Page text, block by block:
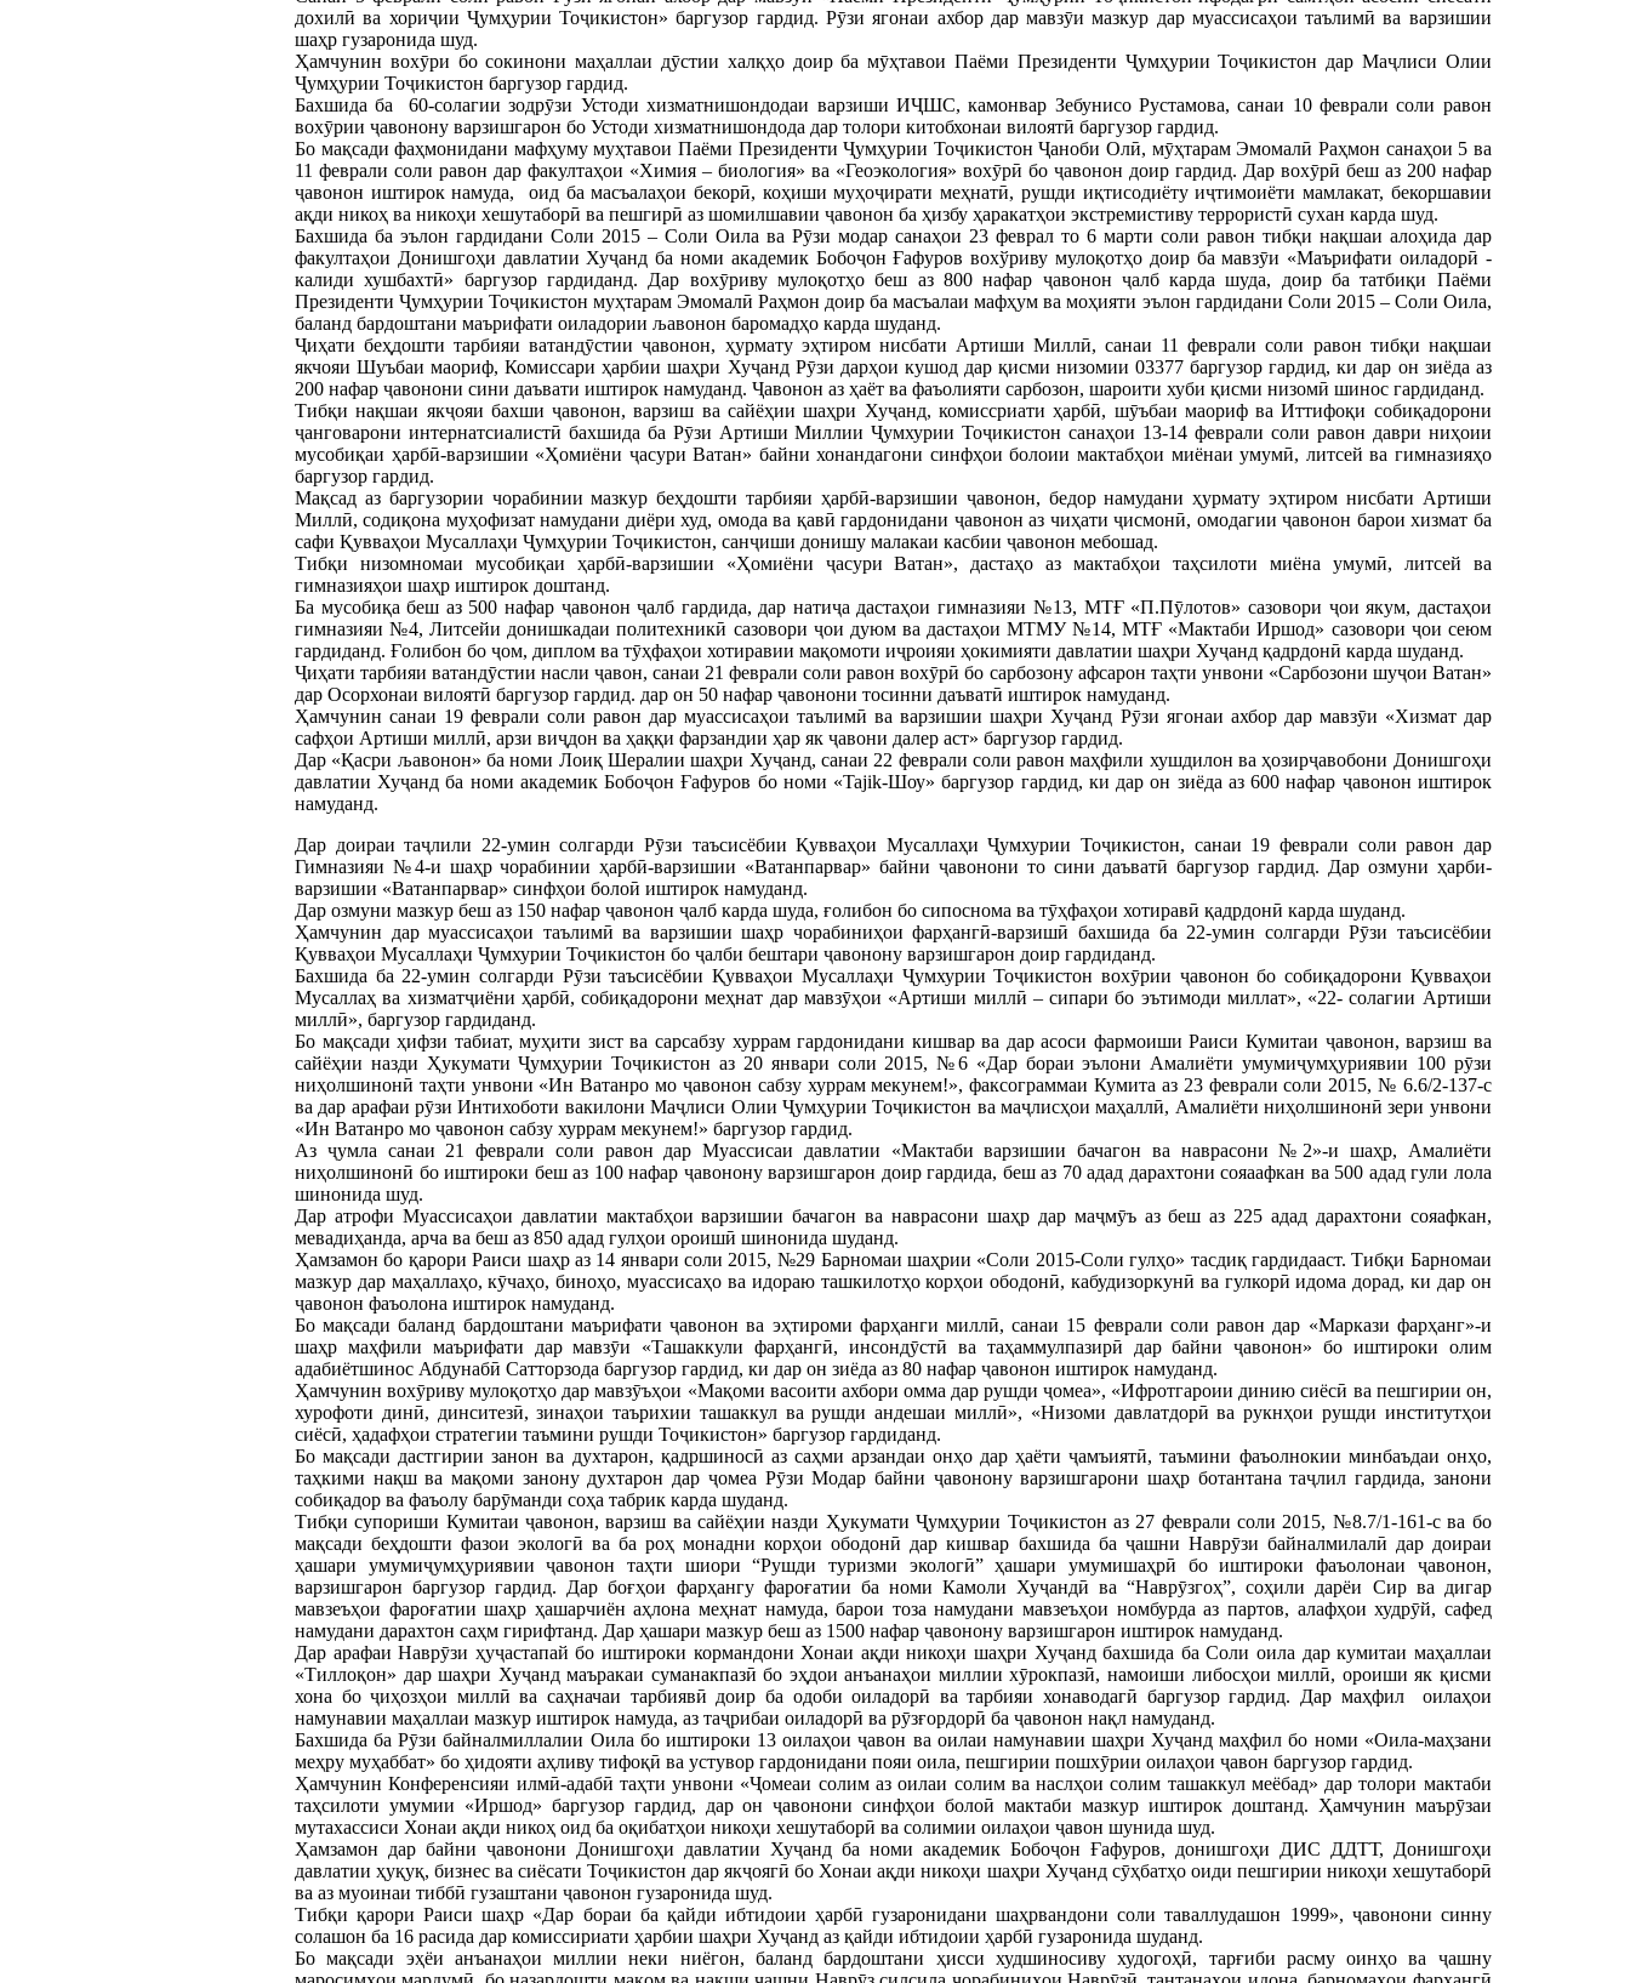
дохилӣ ва хориҷии Ҷумҳурии Тоҷикистон» баргузор гардид. Рӯзи ягонаи ахбор дар мавзӯи мазкур дар муассисаҳои таълимӣ ва варзишии
шаҳр гузаронида шуд.
Ҳамчунин вохӯри бо сокинони маҳаллаи дӯстии халқҳо доир ба мӯҳтавои Паёми Президенти Ҷумҳурии Тоҷикистон дар Маҷлиси Олии
Ҷумҳурии Тоҷикистон баргузор гардид.
Бахшида ба 60-солагии зодрӯзи Устоди хизматнишондодаи варзиши ИҶШС, камонвар Зебунисо Рустамова, санаи 10 феврали соли равон
вохӯрии ҷавонону варзишгарон бо Устоди хизматнишондода дар толори китобхонаи вилоятӣ баргузор гардид.
Бо мақсади фаҳмонидани мафҳуму муҳтавои Паёми Президенти Ҷумҳурии Тоҷикистон Ҷаноби Олӣ, мӯҳтарам Эмомалӣ Раҳмон санаҳои 5 ва
11 феврали соли равон дар факултаҳои «Химия – биология» ва «Геоэкология» вохӯрӣ бо ҷавонон доир гардид. Дар вохӯрӣ беш аз 200 нафар
ҷавонон иштирок намуда, оид ба масъалаҳои бекорӣ, коҳиши муҳоҷирати меҳнатӣ, рушди иқтисодиёту иҷтимоиёти мамлакат, бекоршавии
ақди никоҳ ва никоҳи хешутаборӣ ва пешгирӣ аз шомилшавии ҷавонон ба ҳизбу ҳаракатҳои экстремистиву террористӣ сухан карда шуд.
Бахшида ба эълон гардидани Соли 2015 – Соли Оила ва Рӯзи модар санаҳои 23 феврал то 6 марти соли равон тибқи нақшаи алоҳида дар
факултаҳои Донишгоҳи давлатии Хуҷанд ба номи академик Бобоҷон Ғафуров вохўриву мулоқотҳо доир ба мавзӯи «Маърифати оиладорӣ -
калиди хушбахтӣ» баргузор гардиданд. Дар вохӯриву мулоқотҳо беш аз 800 нафар ҷавонон ҷалб карда шуда, доир ба татбиқи Паёми
Президенти Ҷумҳурии Тоҷикистон муҳтарам Эмомалӣ Раҳмон доир ба масъалаи мафҳум ва моҳияти эълон гардидани Соли 2015 – Соли Оила,
баланд бардоштани маърифати оиладории љавонон баромадҳо карда шуданд.
Ҷиҳати беҳдошти тарбияи ватандӯстии ҷавонон, ҳурмату эҳтиром нисбати Артиши Миллӣ, санаи 11 феврали соли равон тибқи нақшаи
якчояи Шуъбаи маориф, Комиссари ҳарбии шаҳри Хуҷанд Рӯзи дарҳои кушод дар қисми низомии 03377 баргузор гардид, ки дар он зиёда аз
200 нафар ҷавонони сини даъвати иштирок намуданд. Ҷавонон аз ҳаёт ва фаъолияти сарбозон, шароити хуби қисми низомӣ шинос гардиданд.
Тибқи нақшаи якҷояи бахши ҷавонон, варзиш ва сайёҳии шаҳри Хуҷанд, комиссриати ҳарбӣ, шӯъбаи маориф ва Иттифоқи собиқадорони
ҷанговарони интернатсиалистӣ бахшида ба Рӯзи Артиши Миллии Ҷумхурии Тоҷикистон санаҳои 13-14 феврали соли равон даври ниҳоии
мусобиқаи ҳарбӣ-варзишии «Ҳомиёни ҷасури Ватан» байни хонандагони синфҳои болоии мактабҳои миёнаи умумӣ, литсей ва гимназияҳо
баргузор гардид.
Мақсад аз баргузории чорабинии мазкур беҳдошти тарбияи ҳарбӣ-варзишии ҷавонон, бедор намудани ҳурмату эҳтиром нисбати Артиши
Миллӣ, содиқона муҳофизат намудани диёри худ, омода ва қавӣ гардонидани ҷавонон аз чиҳати ҷисмонӣ, омодагии ҷавонон барои хизмат ба
сафи Қувваҳои Мусаллаҳи Ҷумҳурии Тоҷикистон, санҷиши донишу малакаи касбии ҷавонон мебошад.
Тибқи низомномаи мусобиқаи ҳарбӣ-варзишии «Ҳомиёни ҷасури Ватан», дастаҳо аз мактабҳои таҳсилоти миёна умумӣ, литсей ва
гимназияҳои шаҳр иштирок доштанд.
Ба мусобиқа беш аз 500 нафар ҷавонон ҷалб гардида, дар натиҷа дастаҳои гимназияи №13, МТҒ «П.Пӯлотов» сазовори ҷои якум, дастаҳои
гимназияи №4, Литсейи донишкадаи политехникӣ сазовори ҷои дуюм ва дастаҳои МТМУ №14, МТҒ «Мактаби Иршод» сазовори ҷои сеюм
гардиданд. Ғолибон бо ҷом, диплом ва тӯҳфаҳои хотиравии мақомоти иҷроияи ҳокимияти давлатии шаҳри Хуҷанд қадрдонӣ карда шуданд.
Ҷиҳати тарбияи ватандӯстии насли ҷавон, санаи 21 феврали соли равон вохӯрӣ бо сарбозону афсарон таҳти унвони «Сарбозони шуҷои Ватан»
дар Осорхонаи вилоятӣ баргузор гардид. дар он 50 нафар ҷавонони тосинни даъватӣ иштирок намуданд.
Ҳамчунин санаи 19 феврали соли равон дар муассисаҳои таълимӣ ва варзишии шаҳри Хуҷанд Рӯзи ягонаи ахбор дар мавзӯи «Хизмат дар
сафҳои Артиши миллӣ, арзи виҷдон ва ҳаққи фарзандии ҳар як ҷавони далер аст» баргузор гардид.
Дар «Қасри љавонон» ба номи Лоиқ Шералии шаҳри Хуҷанд, санаи 22 феврали соли равон маҳфили хушдилон ва ҳозирҷавобони Донишгоҳи
давлатии Хуҷанд ба номи академик Бобоҷон Ғафуров бо номи «Tajik-Шоу» баргузор гардид, ки дар он зиёда аз 600 нафар ҷавонон иштирок
намуданд.
Дар доираи таҷлили 22-умин солгарди Рӯзи таъсисёбии Қувваҳои Мусаллаҳи Ҷумхурии Тоҷикистон, санаи 19 феврали соли равон дар
Гимназияи №4-и шаҳр чорабинии ҳарбӣ-варзишии «Ватанпарвар» байни ҷавонони то сини даъватӣ баргузор гардид. Дар озмуни ҳарби-
варзишии «Ватанпарвар» синфҳои болоӣ иштирок намуданд.
Дар озмуни мазкур беш аз 150 нафар ҷавонон ҷалб карда шуда, ғолибон бо сипоснома ва тӯҳфаҳои хотиравӣ қадрдонӣ карда шуданд.
Ҳамчунин дар муассисаҳои таълимӣ ва варзишии шаҳр чорабиниҳои фарҳангӣ-варзишӣ бахшида ба 22-умин солгарди Рӯзи таъсисёбии
Қувваҳои Мусаллаҳи Ҷумхурии Тоҷикистон бо ҷалби бештари ҷавонону варзишгарон доир гардиданд.
Бахшида ба 22-умин солгарди Рӯзи таъсисёбии Қувваҳои Мусаллаҳи Ҷумхурии Тоҷикистон вохӯрии ҷавонон бо собиқадорони Қувваҳои
Мусаллаҳ ва хизматҷиёни ҳарбӣ, собиқадорони меҳнат дар мавзӯҳои «Артиши миллӣ – сипари бо эътимоди миллат», «22- солагии Артиши
миллӣ», баргузор гардиданд.
Бо мақсади ҳифзи табиат, муҳити зист ва сарсабзу хуррам гардонидани кишвар ва дар асоси фармоиши Раиси Кумитаи ҷавонон, варзиш ва
сайёҳии назди Ҳукумати Ҷумҳурии Тоҷикистон аз 20 январи соли 2015, №6 «Дар бораи эълони Амалиёти умумиҷумҳуриявии 100 рӯзи
ниҳолшинонӣ таҳти унвони «Ин Ватанро мо ҷавонон сабзу хуррам мекунем!», факсограммаи Кумита аз 23 феврали соли 2015, № 6.6/2-137-с
ва дар арафаи рӯзи Интихоботи вакилони Маҷлиси Олии Ҷумҳурии Тоҷикистон ва маҷлисҳои маҳаллӣ, Амалиёти ниҳолшинонӣ зери унвони
«Ин Ватанро мо ҷавонон сабзу хуррам мекунем!» баргузор гардид.
Аз ҷумла санаи 21 феврали соли равон дар Муассисаи давлатии «Мактаби варзишии бачагон ва наврасони №2»-и шаҳр, Амалиёти
ниҳолшинонӣ бо иштироки беш аз 100 нафар ҷавонону варзишгарон доир гардида, беш аз 70 адад дарахтони сояаафкан ва 500 адад гули лола
шинонида шуд.
Дар атрофи Муассисаҳои давлатии мактабҳои варзишии бачагон ва наврасони шаҳр дар маҷмӯъ аз беш аз 225 адад дарахтони сояафкан,
мевадиҳанда, арча ва беш аз 850 адад гулҳои ороишӣ шинонида шуданд.
Ҳамзамон бо қарори Раиси шаҳр аз 14 январи соли 2015, №29 Барномаи шаҳрии «Соли 2015-Соли гулҳо» тасдиқ гардидааст. Тибқи Барномаи
мазкур дар маҳаллаҳо, кӯчаҳо, биноҳо, муассисаҳо ва идораю ташкилотҳо корҳои ободонӣ, кабудизоркунӣ ва гулкорӣ идома дорад, ки дар он
ҷавонон фаъолона иштирок намуданд.
Бо мақсади баланд бардоштани маърифати ҷавонон ва эҳтироми фарҳанги миллӣ, санаи 15 феврали соли равон дар «Маркази фарҳанг»-и
шаҳр маҳфили маърифати дар мавзӯи «Ташаккули фарҳангӣ, инсондӯстӣ ва таҳаммулпазирӣ дар байни ҷавонон» бо иштироки олим
адабиётшинос Абдунабӣ Сатторзода баргузор гардид, ки дар он зиёда аз 80 нафар ҷавонон иштирок намуданд.
Ҳамчунин вохӯриву мулоқотҳо дар мавзӯъҳои «Мақоми васоити ахбори омма дар рушди ҷомеа», «Ифротгароии динию сиёсӣ ва пешгирии он,
хурофоти динӣ, динситезӣ, зинаҳои таърихии ташаккул ва рушди андешаи миллӣ», «Низоми давлатдорӣ ва рукнҳои рушди институтҳои
сиёсӣ, ҳадафҳои стратегии таъмини рушди Тоҷикистон» баргузор гардиданд.
Бо мақсади дастгирии занон ва духтарон, қадршиносӣ аз саҳми арзандаи онҳо дар ҳаёти ҷамъиятӣ, таъмини фаъолнокии минбаъдаи онҳо,
таҳкими нақш ва мақоми занону духтарон дар ҷомеа Рӯзи Модар байни ҷавонону варзишгарони шаҳр ботантана таҷлил гардида, занони
собиқадор ва фаъолу барӯманди соҳа табрик карда шуданд.
Тибқи супориши Кумитаи ҷавонон, варзиш ва сайёҳии назди Ҳукумати Ҷумҳурии Тоҷикистон аз 27 феврали соли 2015, №8.7/1-161-с ва бо
мақсади беҳдошти фазои экологӣ ва ба роҳ монадни корҳои ободонӣ дар кишвар бахшида ба ҷашни Наврӯзи байналмилалӣ дар доираи
ҳашари умумиҷумҳуриявии ҷавонон таҳти шиори “Рушди туризми экологӣ” ҳашари умумишаҳрӣ бо иштироки фаъолонаи ҷавонон,
варзишгарон баргузор гардид. Дар боғҳои фарҳангу фароғатии ба номи Камоли Хуҷандӣ ва “Наврӯзгоҳ”, соҳили дарёи Сир ва дигар
мавзеъҳои фароғатии шаҳр ҳашарчиён аҳлона меҳнат намуда, барои тоза намудани мавзеъҳои номбурда аз партов, алафҳои худрӯй, сафед
намудани дарахтон саҳм гирифтанд. Дар ҳашари мазкур беш аз 1500 нафар ҷавонону варзишгарон иштирок намуданд.
Дар арафаи Наврӯзи ҳуҷастапай бо иштироки кормандони Хонаи ақди никоҳи шаҳри Хуҷанд бахшида ба Соли оила дар кумитаи маҳаллаи
«Тиллоқон» дар шаҳри Хуҷанд маъракаи суманакпазӣ бо эҳдои анъанаҳои миллии хӯрокпазӣ, намоиши либосҳои миллӣ, ороиши як қисми
хона бо ҷиҳозҳои миллӣ ва саҳначаи тарбиявӣ доир ба одоби оиладорӣ ва тарбияи хонаводагӣ баргузор гардид. Дар маҳфил оилаҳои
намунавии маҳаллаи мазкур иштирок намуда, аз таҷрибаи оиладорӣ ва рӯзғордорӣ ба ҷавонон нақл намуданд.
Бахшида ба Рӯзи байналмиллалии Оила бо иштироки 13 оилаҳои ҷавон ва оилаи намунавии шаҳри Хуҷанд маҳфил бо номи «Оила-маҳзани
меҳру муҳаббат» бо ҳидояти аҳливу тифоқӣ ва устувор гардонидани пояи оила, пешгирии пошхӯрии оилаҳои ҷавон баргузор гардид.
Ҳамчунин Конференсияи илмӣ-адабӣ таҳти унвони «Ҷомеаи солим аз оилаи солим ва наслҳои солим ташаккул меёбад» дар толори мактаби
таҳсилоти умумии «Иршод» баргузор гардид, дар он ҷавонони синфҳои болоӣ мактаби мазкур иштирок доштанд. Ҳамчунин маърӯзаи
мутахассиси Хонаи ақди никоҳ оид ба оқибатҳои никоҳи хешутаборӣ ва солимии оилаҳои ҷавон шунида шуд.
Ҳамзамон дар байни ҷавонони Донишгоҳи давлатии Хуҷанд ба номи академик Бобоҷон Ғафуров, донишгоҳи ДИС ДДТТ, Донишгоҳи
давлатии ҳуқуқ, бизнес ва сиёсати Тоҷикистон дар якҷоягӣ бо Хонаи ақди никоҳи шаҳри Хуҷанд сӯҳбатҳо оиди пешгирии никоҳи хешутаборӣ
ва аз муоинаи тиббӣ гузаштани ҷавонон гузаронида шуд.
Тибқи қарори Раиси шаҳр «Дар бораи ба қайди ибтидоии ҳарбӣ гузаронидани шаҳрвандони соли таваллудашон 1999», ҷавонони синну
солашон ба 16 расида дар комиссириати ҳарбии шаҳри Хуҷанд аз қайди ибтидоии ҳарбӣ гузаронида шуданд.
Бо мақсади эҳёи анъанаҳои миллии неки ниёгон, баланд бардоштани ҳисси худшиносиву худогоҳӣ, тарғиби расму оинҳо ва ҷашну